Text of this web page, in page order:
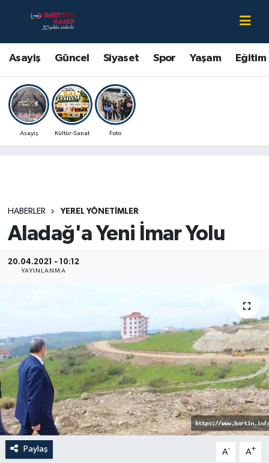
Asayiş Güncel Siyaset Spor Yaşam Eğitim
Asayiş Kültür-Sanat Foto
HABERLER YEREL YÖNETIMLER
Aladağ'a Yeni İmar Yolu
20.04.2021 - 10:12
YAYINLANMA
Paylaş A- A+
Asayiş
Bartın Hakkında
Çevre
Eğitim
Kültür-Sanat
Magazin
Sinema
Sivil Toplum
Siyaset
Spor
Bartın Nöbetçi Eczaneler
Bartın Hava Durumu
Bartin Namaz Vakitleri
Bartın Trafik Yoğunluk Haritası
Son Dakika Haberleri
Haber Arşivi